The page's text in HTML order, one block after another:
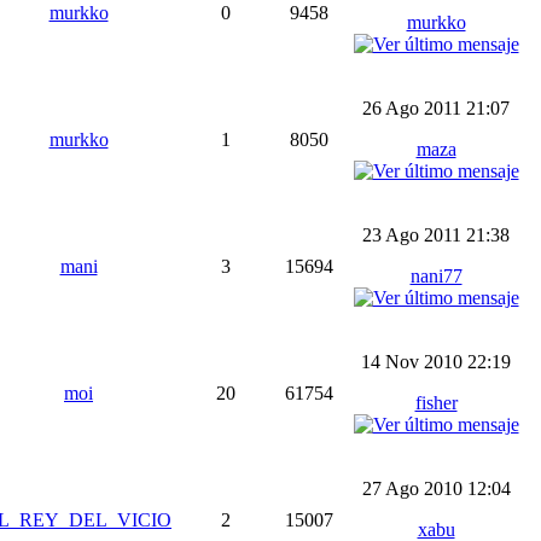
murkko 0 9458 murkko
murkko 1 8050
26 Ago 2011 21:07
maza
mani 3 15694
23 Ago 2011 21:38
nani77
moi 20 61754
14 Nov 2010 22:19
fisher
2 15007
27 Ago 2010 12:04
xabu